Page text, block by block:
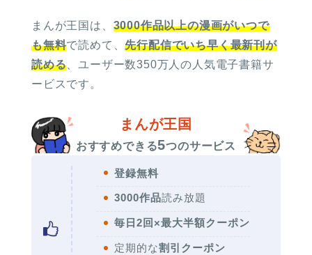
まんが王国は、 3000作品以上の漫画がいつで
も無料で読めて、先行配信でいち早く最新刊が
読める 、ユーザー数350万人の人気電子書籍サ
ービスです。
まんが王国
おすすめできる5つのサービス
登録無料
3000作品読み放題
毎日2回×最大半額クーポン
定期的な割引クーポン